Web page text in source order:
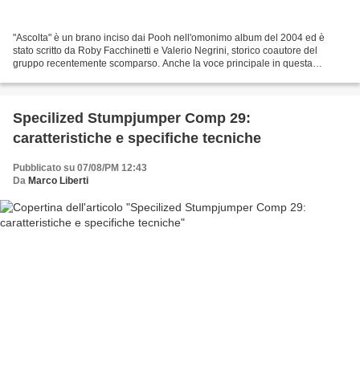
"Ascolta" è un brano inciso dai Pooh nell'omonimo album del 2004 ed è
stato scritto da Roby Facchinetti e Valerio Negrini, storico coautore del
gruppo recentemente scomparso. Anche la voce principale in questa
Specilized Stumpjumper Comp 29:
caratteristiche e specifiche tecniche
Pubblicato su 07/08/PM 12:43
Da Marco Liberti